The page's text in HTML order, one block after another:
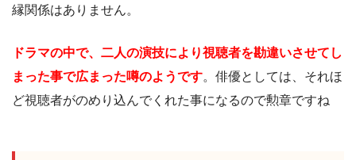
縁関係はありません。
ドラマの中で、二人の演技により視聴者を勘違いさせてし
まった事で広まった噂のようです。俳優としては、それほ
ど視聴者がのめり込んでくれた事になるので勲章ですね